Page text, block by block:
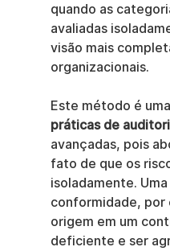
quando as
avaliadas
visão mais
organizacionais.
Este método é
práticas de
avançadas, pois
fato de que os
isoladamente.
conformidade,
origem em um
deficiente e ser